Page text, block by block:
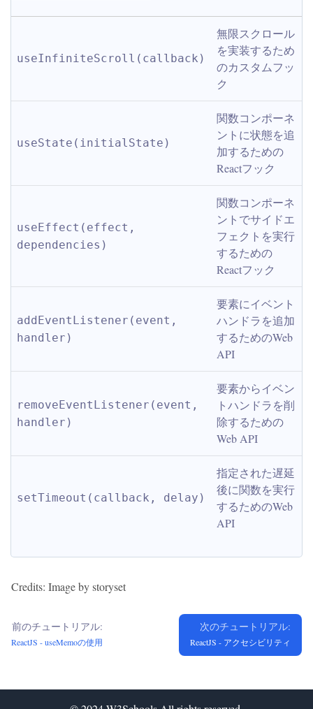
useInfiniteScroll(callback)
無限スクロール
を実装するため
のカスタムフッ
ク
useState(initialState)
関数コンポーネ
ントに状態を追
加するための
Reactフック
useEffect(effect,
dependencies)
関数コンポーネ
ントでサイドエ
フェクトを実行
するための
Reactフック
addEventListener(event,
handler)
要素にイベント
ハンドラを追加
するためのWeb
API
removeEventListener(event,
handler)
要素からイベン
トハンドラを削
除するための
Web API
setTimeout(callback, delay)
指定された遅延
後に関数を実行
するためのWeb
API
Credits: Image by storyset
前のチュートリアル:
ReactJS - useMemoの使用
次のチュートリアル:
ReactJS - アクセシビリティ